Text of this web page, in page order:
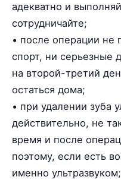
адекватно и
сотрудничайте;
• после операции не
спорт, ни серьезные
на второй-третий
остаться дома;
• при удалении зуба
действительно, не
время и после
поэтому, если есть
именно ультразвуком;